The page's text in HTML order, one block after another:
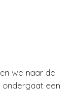
we naar de
ondergaat een